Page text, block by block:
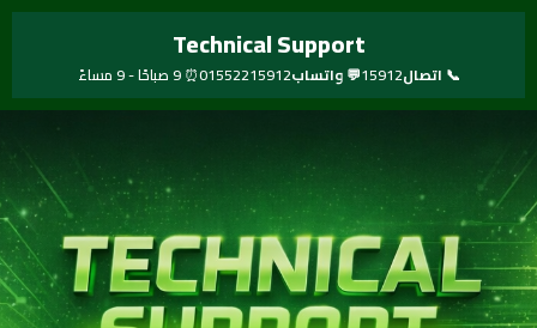
تخطي
Technical Support
📞 اتصال15912💬 واتساب01552215912⏰ 9 صباحًا - 9 مساءً